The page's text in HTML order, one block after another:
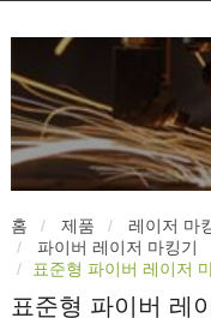
홈 제품 레이저 마
파이버 레이저 마킹기
표준형 파이버 레이저
표준형 파이버 레